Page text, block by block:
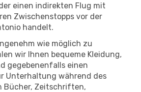
einen indirekten Flug mit
Zwischenstopps vor der
handelt.
wie möglich zu
wir Ihnen bequeme Kleidung,
gegebenenfalls einen
Unterhaltung während des
Bücher, Zeitschriften,